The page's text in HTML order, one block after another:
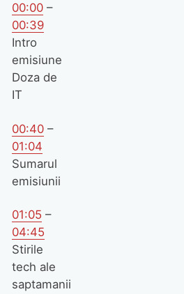
00:00–
00:39
Intro
emisiune
Doza de
IT
00:40–
01:04
Sumarul
emisiunii
01:05 –
04:45
Stirile
tech ale
saptamanii